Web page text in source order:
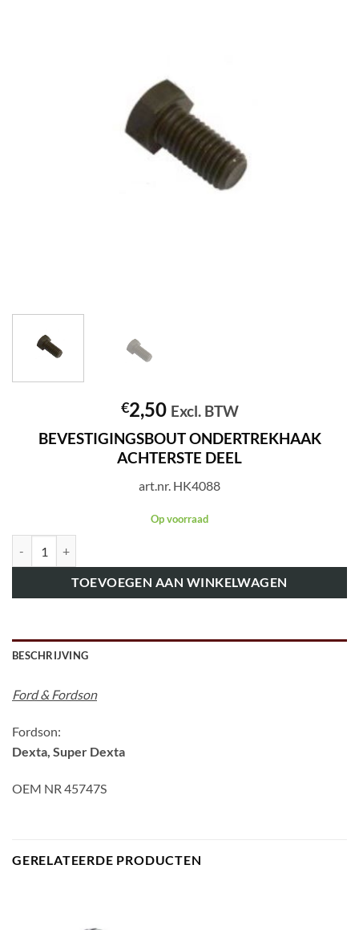
€2,50 Excl. BTW
BEVESTIGINGSBOUT ONDERTREKHAAK
ACHTERSTE DEEL
art.nr. HK4088
Op voorraad
TOEVOEGEN AAN WINKELWAGEN
BESCHRIJVING
Ford & Fordson
Fordson:
Dexta, Super Dexta
OEM NR 45747S
GERELATEERDE PRODUCTEN